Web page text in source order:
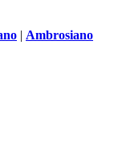
| Ambrosiano